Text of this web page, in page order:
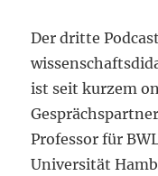
Der dritte
ist seit kurzem
Professor für
Universität